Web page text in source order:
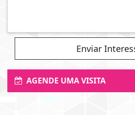
Enviar
AGENDE UMA VISITA